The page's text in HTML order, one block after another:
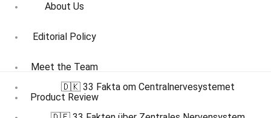
About Us
Editorial Policy
Meet the Team
Product Review
🇩🇰 33 Fakta om Centralnervesystemet